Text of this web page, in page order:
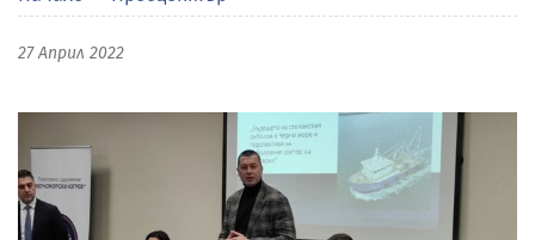
27 Април 2022